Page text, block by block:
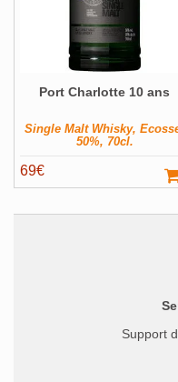
Port Charlotte 10 ans
Single Malt Whisky,
50%, 70cl.
69€
Support